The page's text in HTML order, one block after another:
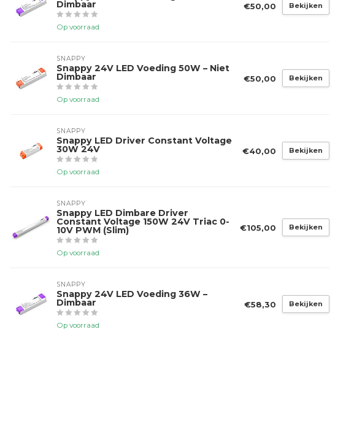
Dimbaar
Op voorraad
€50,00 Bekijken
SNAPPY
Snappy 24V LED Voeding 50W – Niet
Dimbaar
Op voorraad
€50,00 Bekijken
SNAPPY
Snappy LED Driver Constant Voltage
30W 24V
Op voorraad
€40,00 Bekijken
SNAPPY
Snappy LED Dimbare Driver
Constant Voltage 150W 24V Triac 0-
10V PWM (Slim)
Op voorraad
€105,00 Bekijken
SNAPPY
Snappy 24V LED Voeding 36W –
Dimbaar
Op voorraad
€58,30 Bekijken